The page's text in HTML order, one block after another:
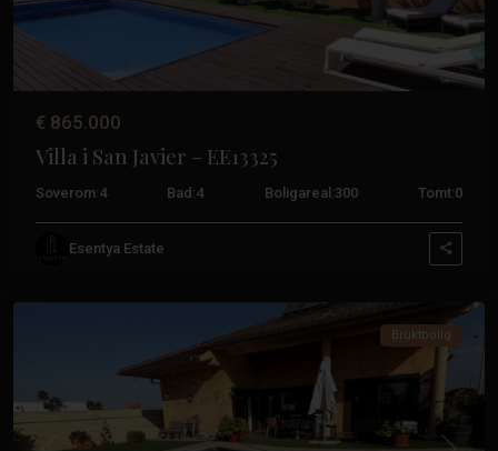
€ 865.000
Villa i San Javier – EE13325
Soverom:4 Bad:4 Boligareal:300 Tomt:0
Esentya Estate
San
Bruktbolig